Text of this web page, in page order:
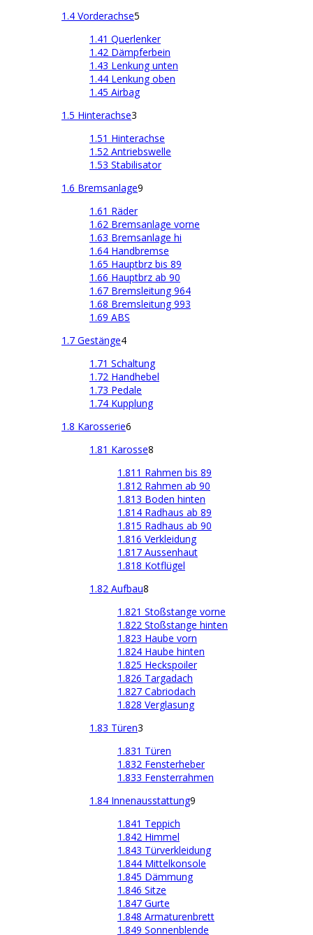
1.4 Vorderachse5
1.41 Querlenker
1.42 Dämpferbein
1.43 Lenkung unten
1.44 Lenkung oben
1.45 Airbag
1.5 Hinterachse3
1.51 Hinterachse
1.52 Antriebswelle
1.53 Stabilisator
1.6 Bremsanlage9
1.61 Räder
1.62 Bremsanlage vorne
1.63 Bremsanlage hi
1.64 Handbremse
1.65 Hauptbrz bis 89
1.66 Hauptbrz ab 90
1.67 Bremsleitung 964
1.68 Bremsleitung 993
1.69 ABS
1.7 Gestänge4
1.71 Schaltung
1.72 Handhebel
1.73 Pedale
1.74 Kupplung
1.8 Karosserie6
1.81 Karosse8
1.811 Rahmen bis 89
1.812 Rahmen ab 90
1.813 Boden hinten
1.814 Radhaus ab 89
1.815 Radhaus ab 90
1.816 Verkleidung
1.817 Aussenhaut
1.818 Kotflügel
1.82 Aufbau8
1.821 Stoßstange vorne
1.822 Stoßstange hinten
1.823 Haube vorn
1.824 Haube hinten
1.825 Heckspoiler
1.826 Targadach
1.827 Cabriodach
1.828 Verglasung
1.83 Türen3
1.831 Türen
1.832 Fensterheber
1.833 Fensterrahmen
1.84 Innenausstattung9
1.841 Teppich
1.842 Himmel
1.843 Türverkleidung
1.844 Mittelkonsole
1.845 Dämmung
1.846 Sitze
1.847 Gurte
1.848 Armaturenbrett
1.849 Sonnenblende